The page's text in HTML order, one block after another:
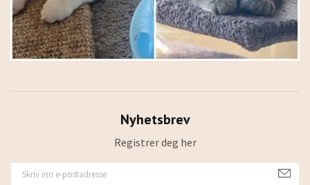
Nyhetsbrev
Registrer deg her